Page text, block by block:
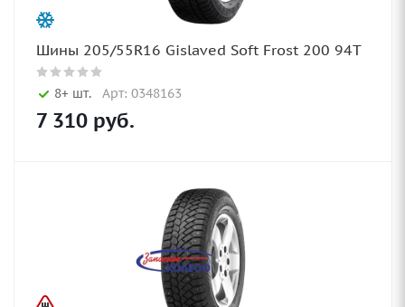
Шины 205/55R16 Gislaved Soft Frost 200 94T
8+ шт. Арт: 0348163
7 310 руб.